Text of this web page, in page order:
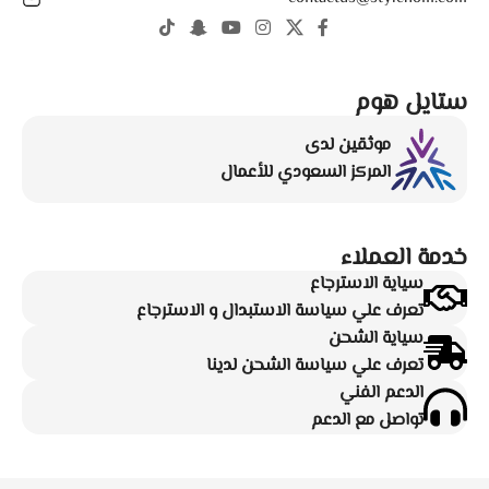
ستايل هوم
موثقين لدى
المركز السعودي للأعمال
خدمة العملاء
سياية الاسترجاع
تعرف علي سياسة الاستبدال و الاسترجاع
سياية الشحن
تعرف علي سياسة الشحن لدينا
الدعم الفني
تواصل مع الدعم